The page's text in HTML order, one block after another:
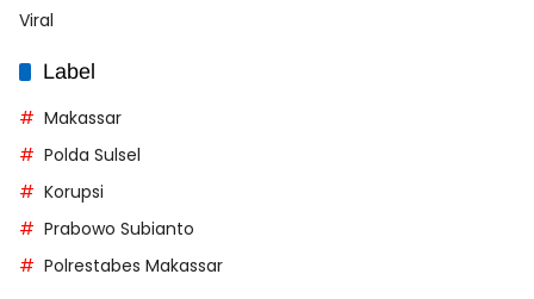
Viral
Label
Makassar
Polda Sulsel
Korupsi
Prabowo Subianto
Polrestabes Makassar